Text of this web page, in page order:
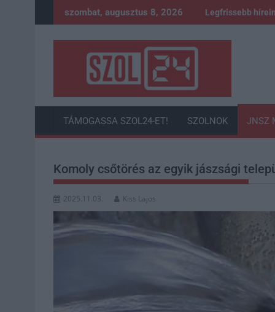
to
szombat, augusztus 8, 2026 Legfrissebb
TÁMOGASSA SZOL24-ET! SZOLNOK JNSZ
Komoly csőtörés az egyik jászsági
2025.11.03. Kiss Lajos